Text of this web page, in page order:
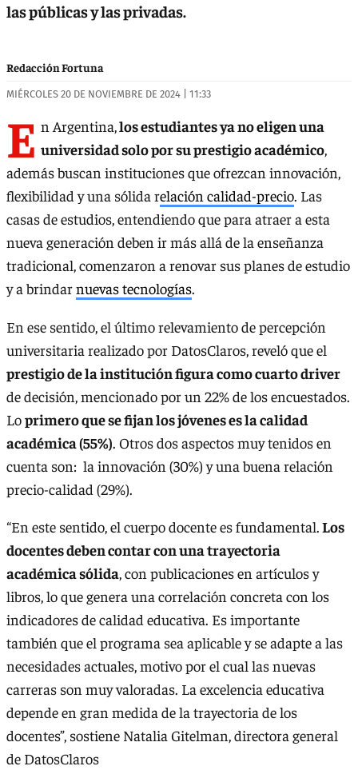
las públicas y las privadas.
Redacción Fortuna
MIÉRCOLES 20 DE NOVIEMBRE DE 2024 | 11:33
E n Argentina,los estudiantes ya no eligen una
universidad solo por su prestigio académico,
además buscan instituciones que ofrezcan innovación,
flexibilidad y una sólida relación calidad-precio. Las
casas de estudios, entendiendo que para atraer a esta
nueva generación deben ir más allá de la enseñanza
tradicional, comenzaron a renovar sus planes de estudio
y a brindarnuevas tecnologías.
En ese sentido, el último relevamiento de percepción
universitaria realizado por DatosClaros, reveló que el
prestigio de la institución figura como cuarto driver
de decisión, mencionado por un 22% de los encuestados.
Loprimero que se fijan los jóvenes es la calidad
académica (55%). Otros dos aspectos muy tenidos en
cuenta son: la innovación (30%) y una buena relación
precio-calidad (29%).
“En este sentido, el cuerpo docente es fundamental.Los
docentes deben contar con una trayectoria
académica sólida, con publicaciones en artículos y
libros, lo que genera una correlación concreta con los
indicadores de calidad educativa. Es importante
también que el programa sea aplicable y se adapte a las
necesidades actuales, motivo por el cual las nuevas
carreras son muy valoradas. La excelencia educativa
depende en gran medida de la trayectoria de los
docentes”, sostiene Natalia Gitelman, directora general
de DatosClaros